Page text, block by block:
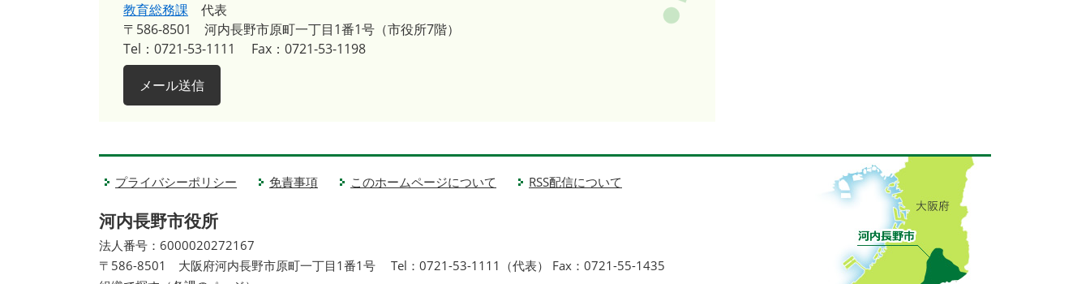
教育総務課
代表
〒586-8501
河内長野市原町一丁目1番1号（市役所7階）
Tel：0721-53-1111
Fax：0721-53-1198
メール送信
プライバシーポリシー 免責事項 このホームページについて RSS配信について
河内長野市役所
法人番号：6000020272167
〒586-8501 大阪府河内長野市原町一丁目1番1号
Tel：0721-53-1111（代表） Fax：0721-55-1435